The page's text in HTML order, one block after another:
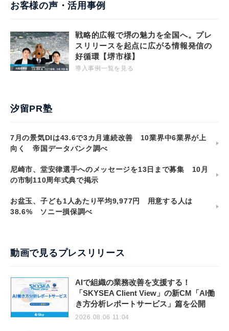
お客様の声・活用事例
戦略的広報で堺の魅力を全国へ。プレ
スリリースを起点に広がる情報発信の
好循環【堺市様】
導入事例一覧を見る
汐留PR塾
7月の景気DIは43.6で3カ月連続改善 10業界中6業界が上
向く 帝国データバンク調べ
尼崎市、堂安律選手へのメッセージを13日まで募集 10月
の市制110周年式典で掲示
お盆玉、子ども1人あたり平均9,977円 用意する人は
38.6% ソニー損保調べ
動画で見るプレスリリース
AIで組織の業務改善を支援する！
「SKYSEA Client View」の新CM「AI働
き方分析レポートサービス」篇を公開
2026.08.06 11:04